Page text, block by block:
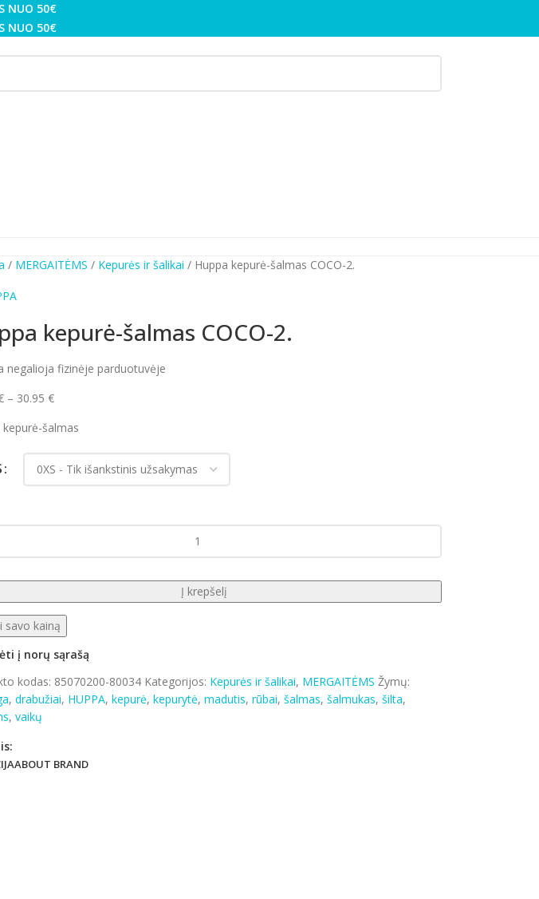
NUO 50€
NUO 50€
MERGAITĖMS Kepurės ir šalikai Huppa kepurė-šalmas COCO-2.
kepurė-šalmas COCO-2.
negalioja fizinėje parduotuvėje
– 30.95 €
kepurė-šalmas
Į krepšelį
savo kainą
į norų sąrašą
kodas: 85070200-80034 Kategorijos: Kepurės ir šalikai, MERGAITĖMS Žymų:
, drabužiai, HUPPA, kepurė, kepurytė, madutis, rūbai, šalmas, šalmukas, šilta,
, vaikų
ABOUT BRAND